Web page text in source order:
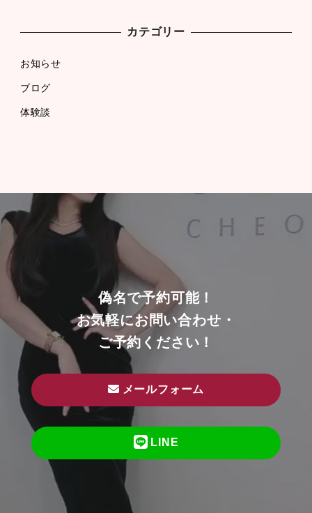
カテゴリー
お知らせ
ブログ
体験談
偽名で予約可能！
お気軽にお問い合わせ・
ご予約ください！
メールフォーム
LINE